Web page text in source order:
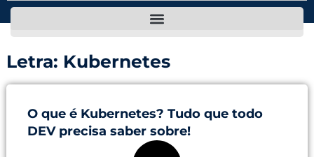
Letra: Kubernetes
O que é Kubernetes? Tudo que todo
DEV precisa saber sobre!